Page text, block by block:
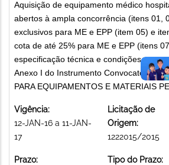
Aquisição de equipamento médico
abertos à ampla concorrência (itens 01,
exclusivos para ME e EPP (item 05) e
cota de até 25% para ME e EPP (itens
especificação técnica e condições
Anexo I do Instrumento Convocatório
PARA EQUIPAMENTOS E MATERIAIS
Vigência:
12-JAN-16 a 11-JAN-
17
Licitação de
Origem:
1222015/2015
Prazo:
Tipo do Prazo: